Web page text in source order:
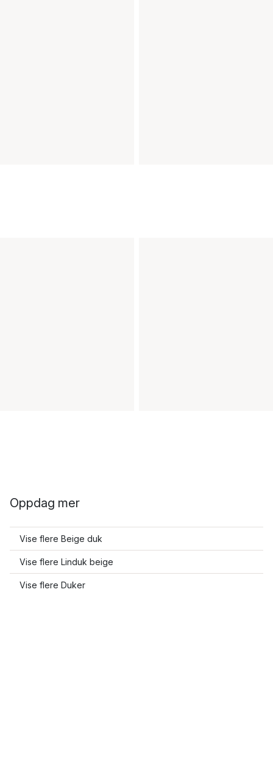
Oppdag mer
Vise flere Beige duk
Vise flere Linduk beige
Vise flere Duker